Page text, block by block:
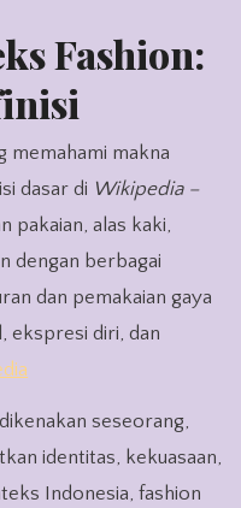
Fashion:
memahami makna
dasar di Wikipedia –
pakaian, alas kaki,
dengan berbagai
dan pemakaian gaya
ekspresi diri, dan
seseorang,
identitas, kekuasaan,
Indonesia, fashion